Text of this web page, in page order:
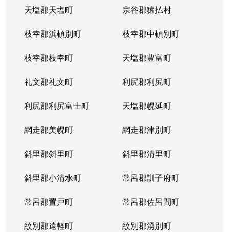
天塩郡天塩町 宗谷郡猿払村
枝幸郡浜頓別町 枝幸郡中頓別町
枝幸郡枝幸町 天塩郡豊富町
礼文郡礼文町 利尻郡利尻町
利尻郡利尻富士町 天塩郡幌延町
網走郡美幌町 網走郡津別町
斜里郡斜里町 斜里郡清里町
斜里郡小清水町 常呂郡訓子府町
常呂郡置戸町 常呂郡佐呂間町
紋別郡遠軽町 紋別郡湧別町